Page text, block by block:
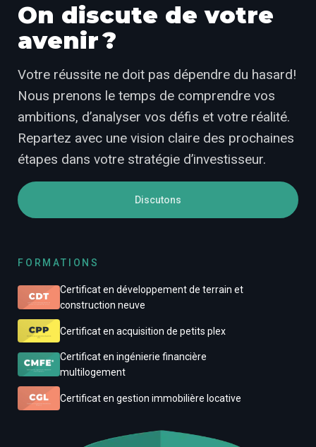
On discute de votre
avenir ?
Votre réussite ne doit pas dépendre du hasard!
Nous prenons le temps de comprendre vos
ambitions, d’analyser vos défis et votre réalité.
Repartez avec une vision claire des prochaines
étapes dans votre stratégie d’investisseur.
Discutons
FORMATIONS
Certificat en développement de terrain et
construction neuve
Certificat en acquisition de petits plex
Certificat en ingénierie financière
multilogement
Certificat en gestion immobilière locative